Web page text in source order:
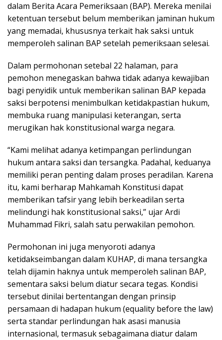
dalam Berita Acara Pemeriksaan (BAP). Mereka menilai
ketentuan tersebut belum memberikan jaminan hukum
yang memadai, khususnya terkait hak saksi untuk
memperoleh salinan BAP setelah pemeriksaan selesai.
Dalam permohonan setebal 22 halaman, para
pemohon menegaskan bahwa tidak adanya kewajiban
bagi penyidik untuk memberikan salinan BAP kepada
saksi berpotensi menimbulkan ketidakpastian hukum,
membuka ruang manipulasi keterangan, serta
merugikan hak konstitusional warga negara.
“Kami melihat adanya ketimpangan perlindungan
hukum antara saksi dan tersangka. Padahal, keduanya
memiliki peran penting dalam proses peradilan. Karena
itu, kami berharap Mahkamah Konstitusi dapat
memberikan tafsir yang lebih berkeadilan serta
melindungi hak konstitusional saksi,” ujar Ardi
Muhammad Fikri, salah satu perwakilan pemohon.
Permohonan ini juga menyoroti adanya
ketidakseimbangan dalam KUHAP, di mana tersangka
telah dijamin haknya untuk memperoleh salinan BAP,
sementara saksi belum diatur secara tegas. Kondisi
tersebut dinilai bertentangan dengan prinsip
persamaan di hadapan hukum (equality before the law)
serta standar perlindungan hak asasi manusia
internasional, termasuk sebagaimana diatur dalam